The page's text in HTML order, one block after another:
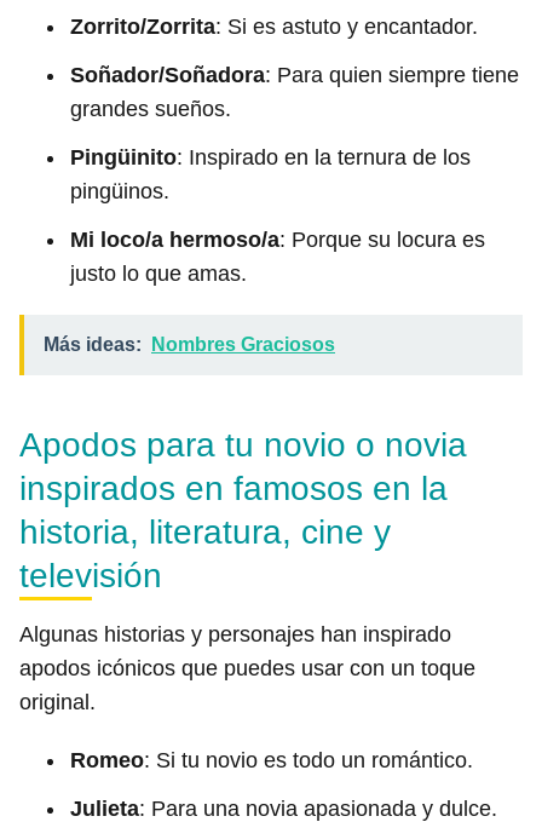
Zorrito/Zorrita: Si es astuto y encantador.
Soñador/Soñadora: Para quien siempre tiene
grandes sueños.
Pingüinito: Inspirado en la ternura de los
pingüinos.
Mi loco/a hermoso/a: Porque su locura es
justo lo que amas.
Más ideas: Nombres Graciosos
Apodos para tu novio o novia
inspirados en famosos en la
historia, literatura, cine y
televisión
Algunas historias y personajes han inspirado
apodos icónicos que puedes usar con un toque
original.
Romeo: Si tu novio es todo un romántico.
Julieta: Para una novia apasionada y dulce.